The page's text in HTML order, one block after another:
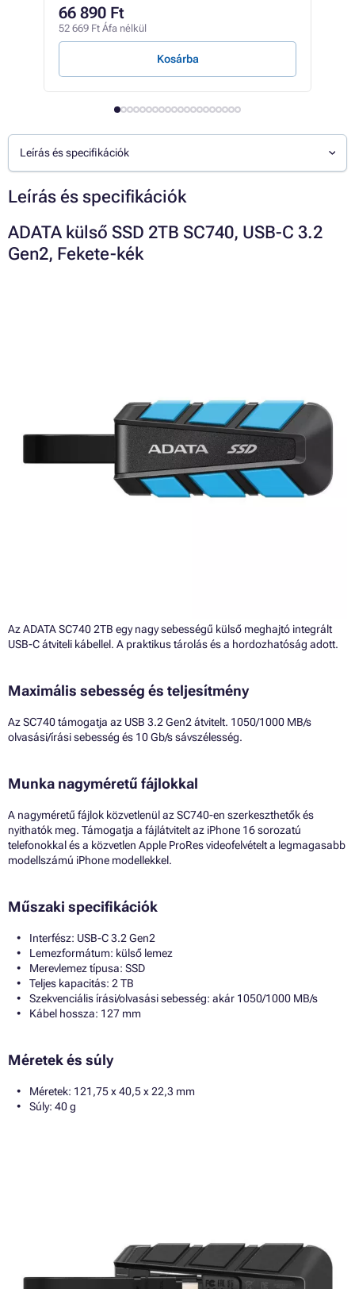
66 890 Ft
52 669 Ft Áfa nélkül
Kosárba
Leírás és specifikációk
Leírás és specifikációk
ADATA külső SSD 2TB SC740, USB-C 3.2
Gen2, Fekete-kék
Az ADATA SC740 2TB egy nagy sebességű külső meghajtó integrált
USB-C átviteli kábellel. A praktikus tárolás és a hordozhatóság adott.
Maximális sebesség és teljesítmény
Az SC740 támogatja az USB 3.2 Gen2 átvitelt. 1050/1000 MB/s
olvasási/írási sebesség és 10 Gb/s sávszélesség.
Munka nagyméretű fájlokkal
A nagyméretű fájlok közvetlenül az SC740-en szerkeszthetők és
nyithatók meg. Támogatja a fájlátvitelt az iPhone 16 sorozatú
telefonokkal és a közvetlen Apple ProRes videofelvételt a legmagasabb
modellszámú iPhone modellekkel.
Műszaki specifikációk
Interfész: USB-C 3.2 Gen2
Lemezformátum: külső lemez
Merevlemez típusa: SSD
Teljes kapacitás: 2 TB
Szekvenciális írási/olvasási sebesség: akár 1050/1000 MB/s
Kábel hossza: 127 mm
Méretek és súly
Méretek: 121,75 x 40,5 x 22,3 mm
Súly: 40 g